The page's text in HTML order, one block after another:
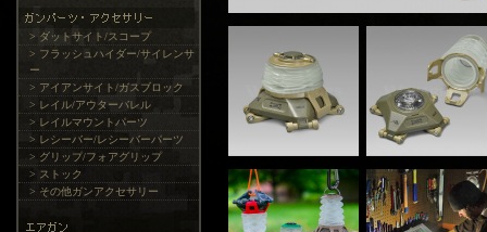
> ダットサイト/スコープ
> フラッシュハイダー/サイレンサ
ー
> アイアンサイト/ガスブロック
> レイル/アウターバレル
> レイルマウントパーツ
> レシーバー/レシーバーパーツ
> グリップ/フォアグリップ
> ストック
> その他ガンアクセサリー